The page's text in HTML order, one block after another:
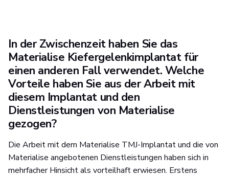
In der Zwischenzeit haben Sie das
Materialise Kiefergelenkimplantat für
einen anderen Fall verwendet. Welche
Vorteile haben Sie aus der Arbeit mit
diesem Implantat und den
Dienstleistungen von Materialise
gezogen?
Die Arbeit mit dem Materialise TMJ-Implantat und die von
Materialise angebotenen Dienstleistungen haben sich in
mehrfacher Hinsicht als vorteilhaft erwiesen. Erstens